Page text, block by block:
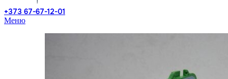
+373 67-67-12-01
Меню